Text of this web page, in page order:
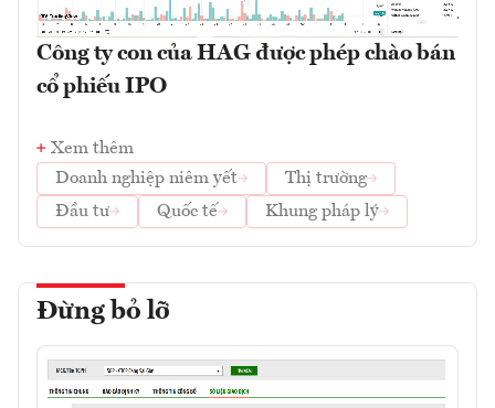
Công ty con của HAG được phép chào bán
cổ phiếu IPO
Xem thêm
Doanh nghiệp niêm yết
Thị trường
Đầu tư
Quốc tế Khung pháp lý
Đừng bỏ lỡ